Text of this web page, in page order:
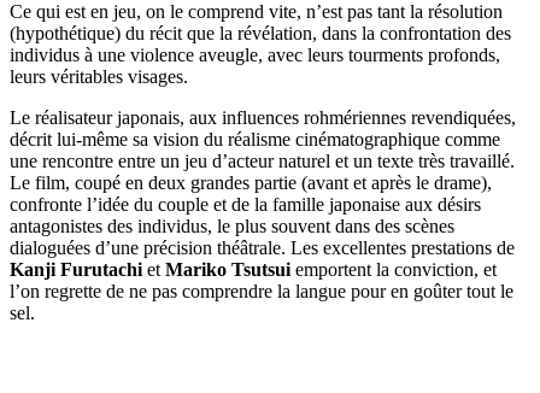
Ce qui est en jeu, on le comprend vite, n’est pas tant la résolution
(hypothétique) du récit que la révélation, dans la confrontation des
individus à une violence aveugle, avec leurs tourments profonds,
leurs véritables visages.
Le réalisateur japonais, aux influences rohmériennes revendiquées,
décrit lui-même sa vision du réalisme cinématographique comme
une rencontre entre un jeu d’acteur naturel et un texte très travaillé.
Le film, coupé en deux grandes partie (avant et après le drame),
confronte l’idée du couple et de la famille japonaise aux désirs
antagonistes des individus, le plus souvent dans des scènes
dialoguées d’une précision théâtrale. Les excellentes prestations de
Kanji Furutachi et Mariko Tsutsui emportent la conviction, et
l’on regrette de ne pas comprendre la langue pour en goûter tout le
sel.